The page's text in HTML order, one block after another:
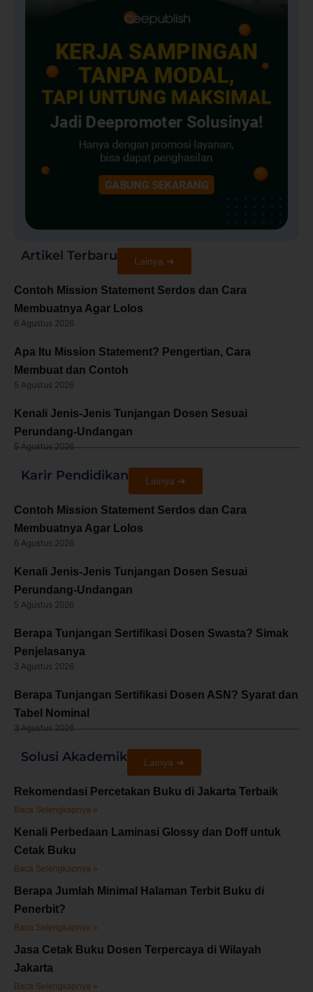
Artikel Terbaru Lainya ➜
Contoh Mission Statement Serdos dan Cara
Membuatnya Agar Lolos
6 Agustus 2026
Apa Itu Mission Statement? Pengertian, Cara
Membuat dan Contoh
5 Agustus 2026
Kenali Jenis-Jenis Tunjangan Dosen Sesuai
Perundang-Undangan
5 Agustus 2026
Karir Pendidikan Lainya ➜
Contoh Mission Statement Serdos dan Cara
Membuatnya Agar Lolos
6 Agustus 2026
Kenali Jenis-Jenis Tunjangan Dosen Sesuai
Perundang-Undangan
5 Agustus 2026
Berapa Tunjangan Sertifikasi Dosen Swasta? Simak
Penjelasanya
3 Agustus 2026
Berapa Tunjangan Sertifikasi Dosen ASN? Syarat dan
Tabel Nominal
3 Agustus 2026
Solusi Akademik Lainya ➜
Rekomendasi Percetakan Buku di Jakarta Terbaik
Baca Selengkapnya »
Kenali Perbedaan Laminasi Glossy dan Doff untuk
Cetak Buku
Baca Selengkapnya »
Berapa Jumlah Minimal Halaman Terbit Buku di
Penerbit?
Baca Selengkapnya »
Jasa Cetak Buku Dosen Terpercaya di Wilayah
Jakarta
Baca Selengkapnya »